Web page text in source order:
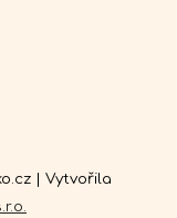
| Vytvořila